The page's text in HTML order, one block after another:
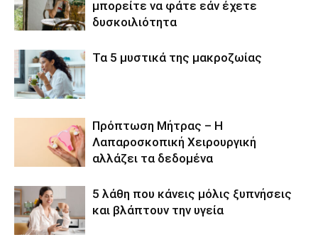
μπορείτε να φάτε εάν έχετε
δυσκοιλιότητα
Τα 5 μυστικά της μακροζωίας
Πρόπτωση Μήτρας – Η
Λαπαροσκοπική Χειρουργική
αλλάζει τα δεδομένα
5 λάθη που κάνεις μόλις ξυπνήσεις
και βλάπτουν την υγεία